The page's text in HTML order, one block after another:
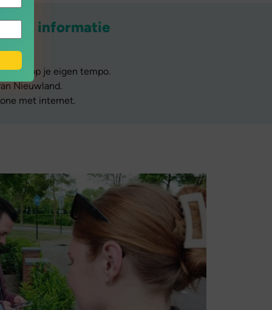
informatie
op je eigen tempo.
Nieuwland.
met internet.